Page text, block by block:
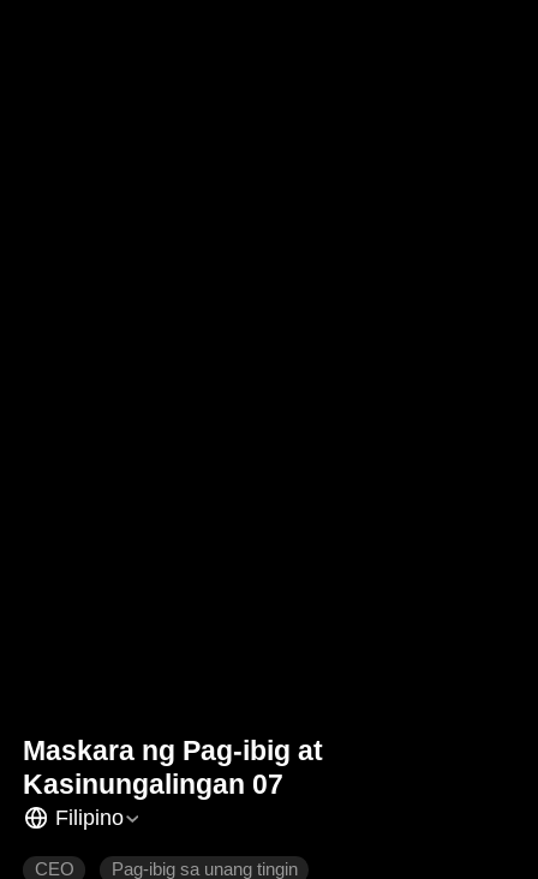
Maskara ng Pag-ibig at
Kasinungalingan 07
Filipino
CEO Pag-ibig sa unang tingin